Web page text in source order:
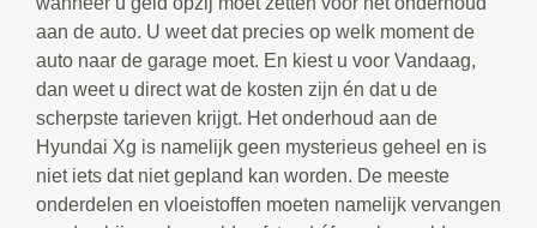
aan de auto. U weet dat precies op welk moment de
auto naar de garage moet. En kiest u voor Vandaag,
dan weet u direct wat de kosten zijn én dat u de
scherpste tarieven krijgt. Het onderhoud aan de
Hyundai Xg is namelijk geen mysterieus geheel en is
niet iets dat niet gepland kan worden. De meeste
onderdelen en vloeistoffen moeten namelijk vervangen